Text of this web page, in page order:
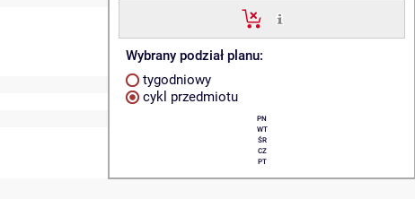
Wybrany podział planu:
tygodniowy
cykl przedmiotu
PN
WT
ŚR
CZ
PT